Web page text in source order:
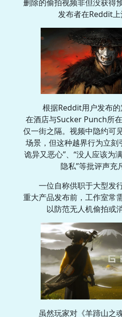
删除的偷拍视频非但没获得
发布者在Reddit上
根据Reddit用户发布
在酒店与Sucker Punch所
仅一街之隔。视频中隐约可
场景，但这种越界行为立刻
诡异又恶心”、“没人应该为
隐私”等批评声充
一位自称供职于大型发
重大产品发布前，工作室常
以防范无人机偷拍或
虽然玩家对《羊蹄山